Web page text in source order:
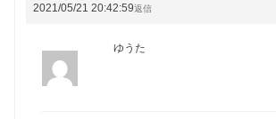
2021/05/21 20:42:59返信
ゆうた